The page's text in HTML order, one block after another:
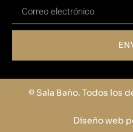
© Sala Baño. Todos los
Diseño web